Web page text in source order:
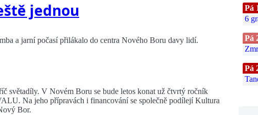
jednou
a jarní počasí přilákalo do centra Nového Boru davy lidí.
světadíly. V Novém Boru se bude letos konat už čtvrtý ročník
Na jeho přípravách i financování se společně podílejí Kultura
Bor.
Pá
6
Pá
Pá